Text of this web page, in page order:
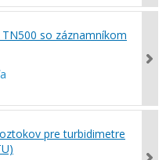
so záznamníkom
pre turbidimetre